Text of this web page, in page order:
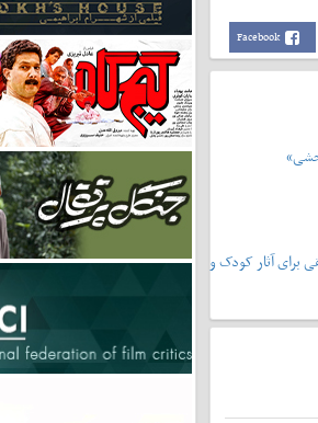
Facebook
پیشونی۲»،سرمشقی برای آثار کودک و